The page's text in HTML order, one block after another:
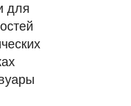
для